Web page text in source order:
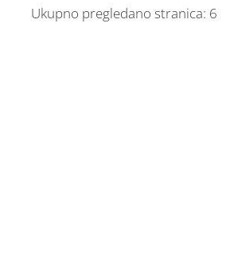
Ukupno pregledano stranica: 6